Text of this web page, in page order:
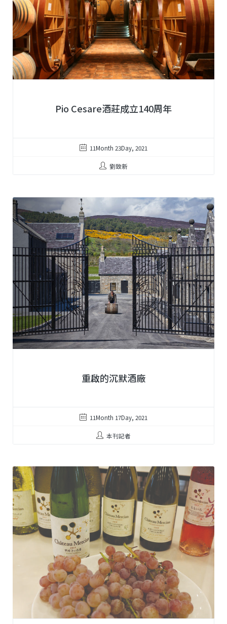
Pio Cesare酒莊成立140周年
11Month 23Day, 2021
劉致新
重啟的沉默酒廠
11Month 17Day, 2021
本刊記者